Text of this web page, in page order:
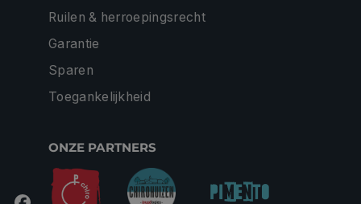
Ruilen & herroepingsrecht
Garantie
Sparen
Toegankelijkheid
ONZE PARTNERS